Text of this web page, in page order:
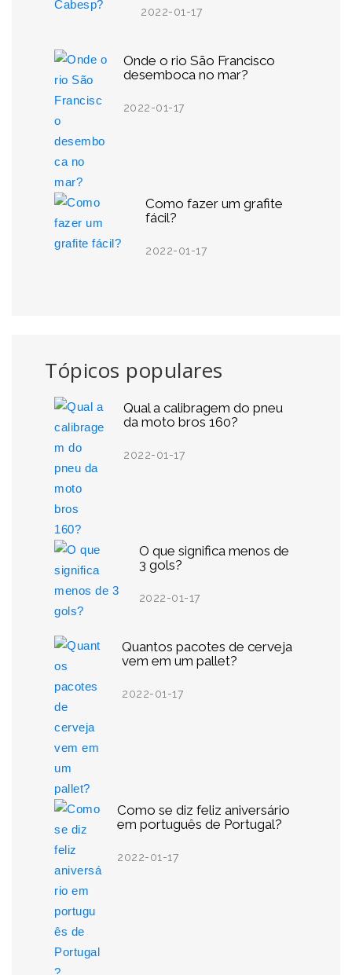
2022-01-17
Onde o rio São Francisco
desemboca no mar?
2022-01-17
Como fazer um grafite
fácil?
2022-01-17
Tópicos populares
Qual a calibragem do pneu
da moto bros 160?
2022-01-17
O que significa menos de
3 gols?
2022-01-17
Quantos pacotes de cerveja
vem em um pallet?
2022-01-17
Como se diz feliz aniversário
em português de Portugal?
2022-01-17